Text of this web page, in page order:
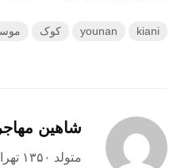
kiani
younan کوک
شاهین
متولد ۱۳۵۰ تهران